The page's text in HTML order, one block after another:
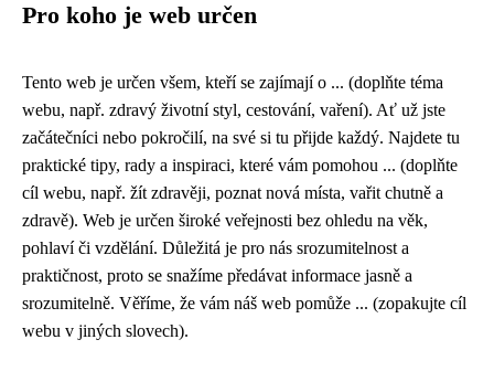
Pro koho je web určen
Tento web je určen všem, kteří se zajímají o ... (doplňte téma
webu, např. zdravý životní styl, cestování, vaření). Ať už jste
začátečníci nebo pokročilí, na své si tu přijde každý. Najdete tu
praktické tipy, rady a inspiraci, které vám pomohou ... (doplňte
cíl webu, např. žít zdravěji, poznat nová místa, vařit chutně a
zdravě). Web je určen široké veřejnosti bez ohledu na věk,
pohlaví či vzdělání. Důležitá je pro nás srozumitelnost a
praktičnost, proto se snažíme předávat informace jasně a
srozumitelně. Věříme, že vám náš web pomůže ... (zopakujte cíl
webu v jiných slovech).